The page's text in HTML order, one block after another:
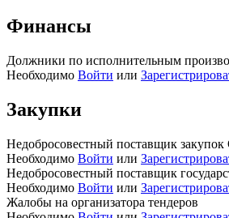
Финансы
Должники по исполнительным
Необходимо Войти или
Закупки
Недобросовестный поставщик
Необходимо Войти или
Недобросовестный поставщик
Необходимо Войти или
Жалобы на организатора тендеров